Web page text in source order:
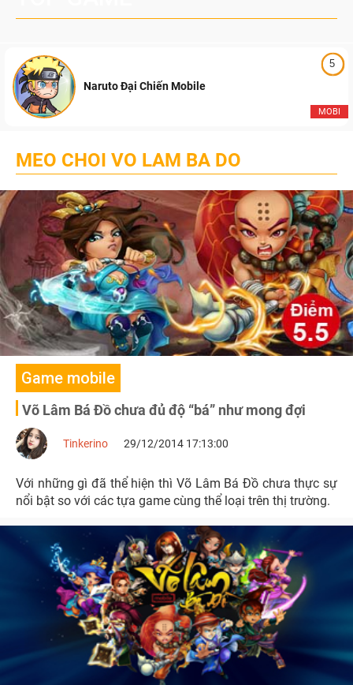
5
MOBI
Naruto Đại Chiến Mobile
MEO CHOI VO LAM BA DO
Game mobile
Võ Lâm Bá Đồ chưa đủ độ “bá” như mong đợi
Tinkerino 29/12/2014 17:13:00
Với những gì đã thể hiện thì Võ Lâm Bá Đồ chưa thực sự
nổi bật so với các tựa game cùng thể loại trên thị trường.